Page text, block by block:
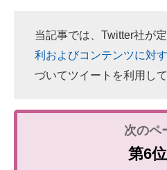
当記事では、Twitter社が定
利およびコンテンツに対
づいてツイートを利用して
第6